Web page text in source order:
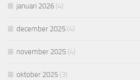
januari 2026 (4)
december 2025 (4)
november 2025 (4)
oktober 2025 (3)